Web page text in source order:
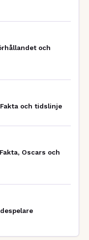
och
och tidslinje
Oscars och